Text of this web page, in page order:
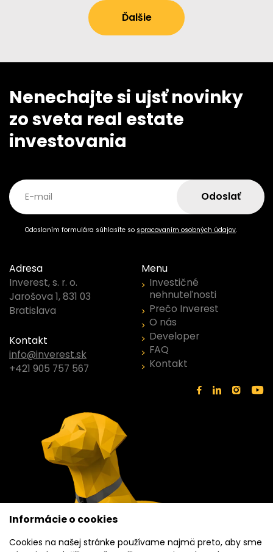
Ďalšie
Nenechajte si ujsť novinky
zo sveta real estate
investovania
E-mail Odoslať
Odoslaním formulára súhlasíte so spracovaním osobných údajov.
Adresa
Inverest, s. r. o.
Jarošova 1, 831 03
Bratislava
Kontakt
info@inverest.sk
+421 905 757 567
Menu
Investičné
nehnuteľnosti
Prečo Inverest
O nás
Developer
FAQ
Kontakt
Informácie o cookies
Cookies na našej stránke používame najmä preto, aby sme